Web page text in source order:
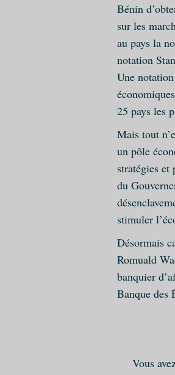
Bénin
sur les
au pays la
notation
Une
25 pays les
Mais tout
un pôle
stratégies
du
stimuler
Désormais
Romuald
banquier
Banque des
Vous